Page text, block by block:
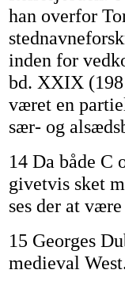
han overfor
inden for
bd. XXIX
været en
sær- og
14 Da både C
givetvis sket
ses der at
15 Georges
medieval